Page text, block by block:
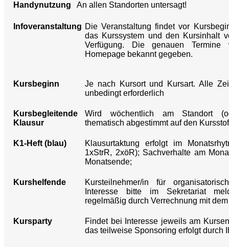
Handynutzung An allen Standorten untersagt!
Infoveranstaltung Die Veranstaltung findet vor
das Kurssystem und den Kursinhalt
Verfügung. Die genauen
Homepage bekannt gegeben.
Kursbeginn
Je nach Kursort und Kursart. Alle
unbedingt erforderlich
Kursbegleitende
Klausur
Wird wöchentlich am Standort
thematisch abgestimmt auf den
K1-Heft (blau)
Klausurtaktung erfolgt im
1xStrR, 2xöR); Sachverhalte am
Monatsende;
Kurshelfende
Kursteilnehmer/in für
Interesse bitte im Sekretariat
regelmäßig durch Verrechnung mit
Kursparty
Findet bei Interesse jeweils am
das teilweise Sponsoring erfolgt durch